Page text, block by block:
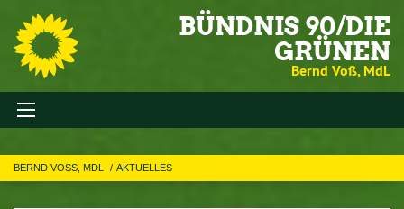
BÜNDNIS 90/DIE
GRÜNEN
Bernd Voß, MdL
BERND VOSS, MDL AKTUELLES